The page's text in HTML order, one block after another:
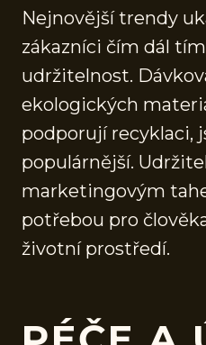
Nejnovější trendy
zákazníci čím dál
udržitelnost.
ekologických
podporují recyklaci,
populárnější.
marketingovým
potřebou pro
životní prostředí.